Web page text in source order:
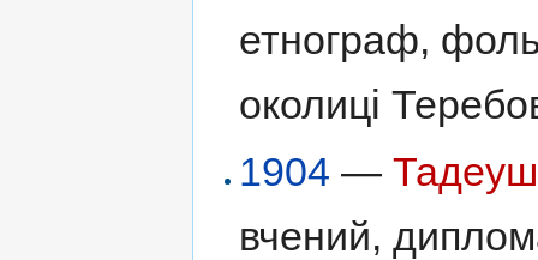
етнограф,
околиці
1904 —
вчений,